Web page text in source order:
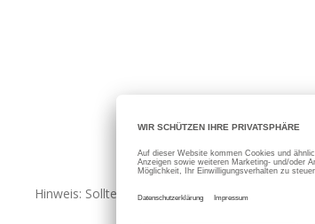
Hinweis: Sollte eine Fehlermeldung über diesen